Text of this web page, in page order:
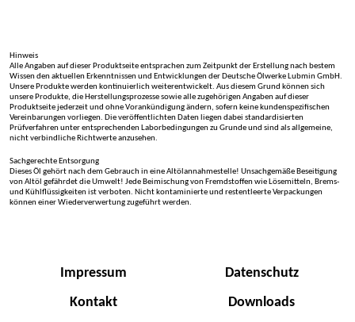
Hinweis
Alle Angaben auf dieser Produktseite entsprachen zum Zeitpunkt der Erstellung nach bestem
Wissen den aktuellen Erkenntnissen und Entwicklungen der Deutsche Ölwerke Lubmin GmbH.
Unsere Produkte werden kontinuierlich weiterentwickelt. Aus diesem Grund können sich
unsere Produkte, die Herstellungsprozesse sowie alle zugehörigen Angaben auf dieser
Produktseite jederzeit und ohne Vorankündigung ändern, sofern keine kundenspezifischen
Vereinbarungen vorliegen. Die veröffentlichten Daten liegen dabei standardisierten
Prüfverfahren unter entsprechenden Laborbedingungen zu Grunde und sind als allgemeine,
nicht verbindliche Richtwerte anzusehen.
Sachgerechte Entsorgung
Dieses Öl gehört nach dem Gebrauch in eine Altölannahmestelle! Unsachgemäße Beseitigung
von Altöl gefährdet die Umwelt! Jede Beimischung von Fremdstoffen wie Lösemitteln, Brems-
und Kühlflüssigkeiten ist verboten. Nicht kontaminierte und restentleerte Verpackungen
können einer Wiederverwertung zugeführt werden.
Impressum
Datenschutz
Kontakt
Downloads